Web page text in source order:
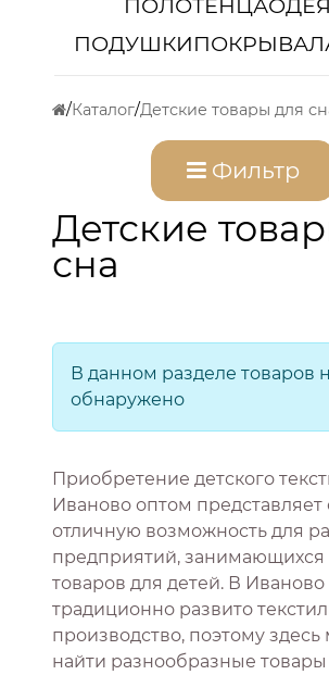
ПОЛОТЕНЦА
ПОДУШКИ
Каталог Детские товары для
Фильтр
Детские
сна
В данном разделе товаров
обнаружено
Приобретение детского
Иваново оптом представляет
отличную возможность для
предприятий,
товаров для детей. В Иваново
традиционно развито
производство, поэтому
найти разнообразные